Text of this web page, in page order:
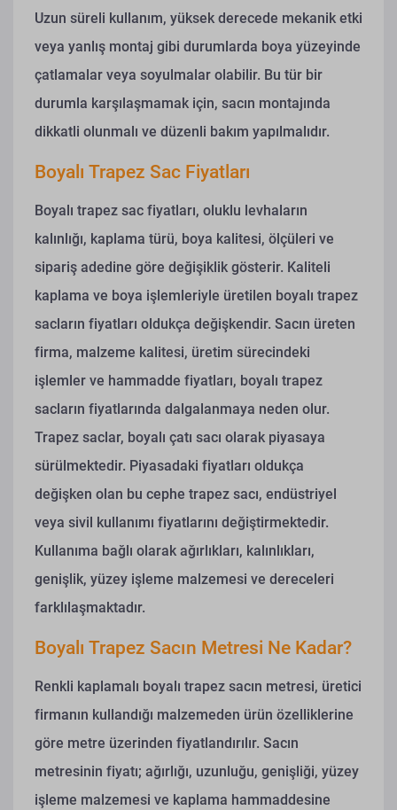
Uzun süreli kullanım, yüksek derecede mekanik etki
veya yanlış montaj gibi durumlarda boya yüzeyinde
çatlamalar veya soyulmalar olabilir. Bu tür bir
durumla karşılaşmamak için, sacın montajında
dikkatli olunmalı ve düzenli bakım yapılmalıdır.
Boyalı Trapez Sac Fiyatları
Boyalı trapez sac fiyatları, oluklu levhaların
kalınlığı, kaplama türü, boya kalitesi, ölçüleri ve
sipariş adedine göre değişiklik gösterir. Kaliteli
kaplama ve boya işlemleriyle üretilen boyalı trapez
sacların fiyatları oldukça değişkendir. Sacın üreten
firma, malzeme kalitesi, üretim sürecindeki
işlemler ve hammadde fiyatları, boyalı trapez
sacların fiyatlarında dalgalanmaya neden olur.
Trapez saclar, boyalı çatı sacı olarak piyasaya
sürülmektedir. Piyasadaki fiyatları oldukça
değişken olan bu cephe trapez sacı, endüstriyel
veya sivil kullanımı fiyatlarını değiştirmektedir.
Kullanıma bağlı olarak ağırlıkları, kalınlıkları,
genişlik, yüzey işleme malzemesi ve dereceleri
farklılaşmaktadır.
Boyalı Trapez Sacın Metresi Ne Kadar?
Renkli kaplamalı boyalı trapez sacın metresi, üretici
firmanın kullandığı malzemeden ürün özelliklerine
göre metre üzerinden fiyatlandırılır. Sacın
metresinin fiyatı; ağırlığı, uzunluğu, genişliği, yüzey
işleme malzemesi ve kaplama hammaddesine